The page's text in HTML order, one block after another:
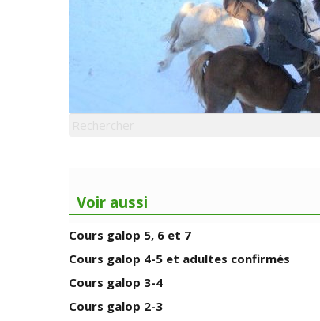
Voir aussi
Cours galop 5, 6 et 7
Cours galop 4-5 et adultes confirmés
Cours galop 3-4
Cours galop 2-3